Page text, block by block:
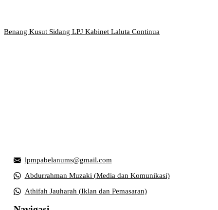
Benang Kusut Sidang LPJ Kabinet Laluta Continua
lpmpabelanums@gmail.com
Abdurrahman Muzaki (Media dan Komunikasi)
Athifah Jauharah (Iklan dan Pemasaran)